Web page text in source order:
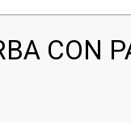
CON